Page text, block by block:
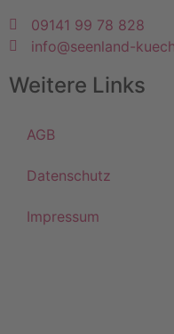
09141 99 78 828
info@seenland-
Weitere Links
AGB
Datenschutz
Impressum